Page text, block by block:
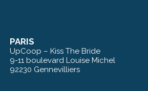
PARIS
UpCoop – Kiss The Bride
9-11 boulevard Louise Michel
92230 Gennevilliers